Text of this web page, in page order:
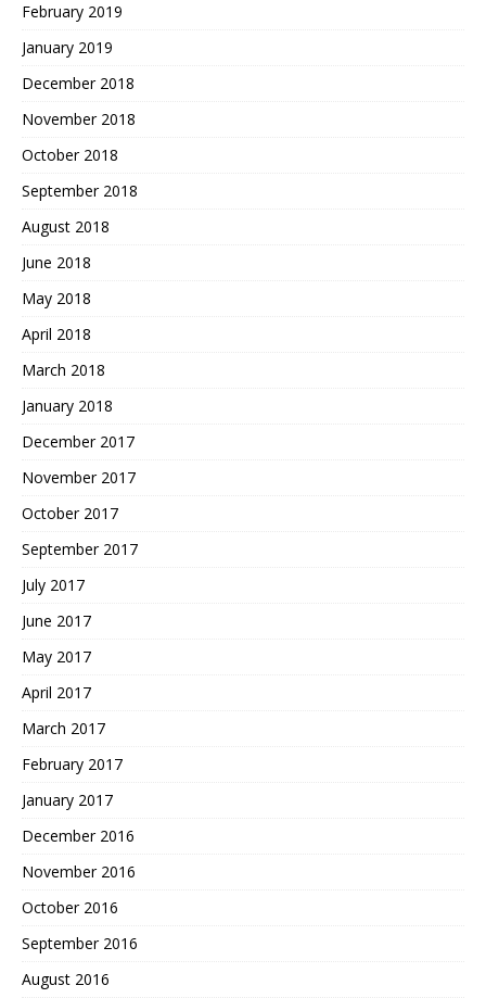
February 2019
January 2019
December 2018
November 2018
October 2018
September 2018
August 2018
June 2018
May 2018
April 2018
March 2018
January 2018
December 2017
November 2017
October 2017
September 2017
July 2017
June 2017
May 2017
April 2017
March 2017
February 2017
January 2017
December 2016
November 2016
October 2016
September 2016
August 2016